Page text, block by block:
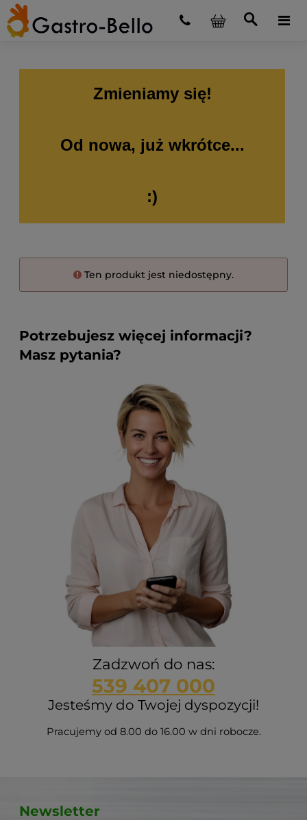
Zmieniamy się!
Od nowa, już wkrótce...
:)
Ten produkt jest niedostępny.
Potrzebujesz więcej informacji?
Masz pytania?
Zadzwoń do nas:
539 407 000
Jesteśmy do Twojej dyspozycji!
Pracujemy od 8.00 do 16.00 w dni robocze.
Newsletter